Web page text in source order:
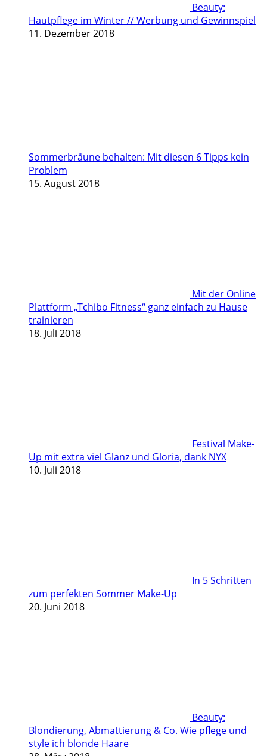
Beauty:
Hautpflege im Winter // Werbung und Gewinnspiel
11. Dezember 2018
Sommerbräune behalten: Mit diesen 6 Tipps kein
Problem
15. August 2018
Mit der Online
Plattform „Tchibo Fitness“ ganz einfach zu Hause
trainieren
18. Juli 2018
Festival Make-
Up mit extra viel Glanz und Gloria, dank NYX
10. Juli 2018
In 5 Schritten
zum perfekten Sommer Make-Up
20. Juni 2018
Beauty:
Blondierung, Abmattierung & Co. Wie pflege und
style ich blonde Haare